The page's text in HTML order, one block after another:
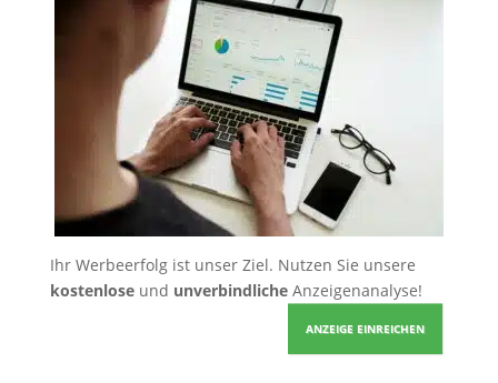
Ihr Werbeerfolg ist unser Ziel. Nutzen Sie unsere
kostenloseund unverbindlicheAnzeigenanalyse!
ANZEIGE EINREICHEN